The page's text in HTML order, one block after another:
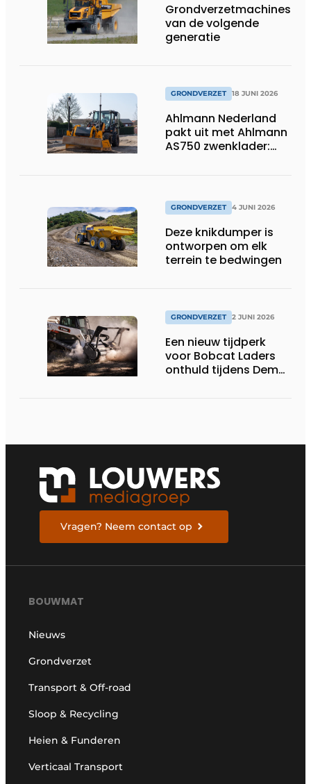
Grondverzetmachines
van de volgende
generatie
GRONDVERZET 18 JUNI 2026
Ahlmann Nederland
pakt uit met Ahlmann
AS750 zwenklader:
besturing.
GRONDVERZET 4 JUNI 2026
Deze knikdumper is
ontworpen om elk
terrein te bedwingen
GRONDVERZET 2 JUNI 2026
Een nieuw tijdperk
voor Bobcat Laders
onthuld tijdens Demo
Vragen? Neem contact op
BOUWMAT
Nieuws
Grondverzet
Transport & Off-road
Sloop & Recycling
Heien & Funderen
Verticaal Transport